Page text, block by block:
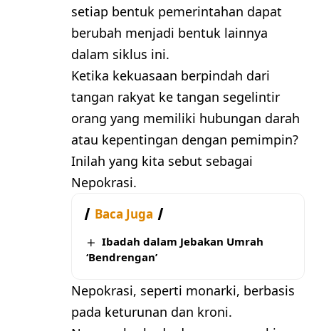
setiap bentuk pemerintahan dapat
berubah menjadi bentuk lainnya
dalam siklus ini.
Ketika kekuasaan berpindah dari
tangan rakyat ke tangan segelintir
orang yang memiliki hubungan darah
atau kepentingan dengan pemimpin?
Inilah yang kita sebut sebagai
Nepokrasi.
Baca Juga
Ibadah dalam Jebakan Umrah
‘Bendrengan’
Nepokrasi, seperti monarki, berbasis
pada keturunan dan kroni.